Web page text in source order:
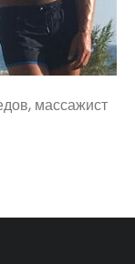
массажист